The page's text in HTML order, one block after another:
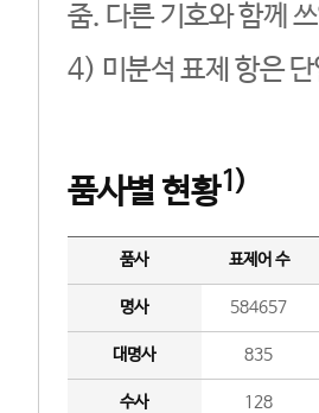
줌. 다른 기호와 함께
4) 미분석 표제 항은
품사별 현황1)
품사 표제어 수
명사 584657
대명사 835
수사 128